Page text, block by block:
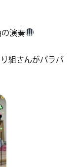
演奏
組さんがパラバ